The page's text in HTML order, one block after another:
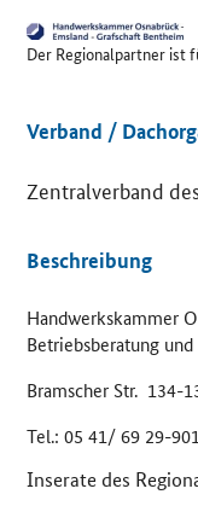
Der Regionalpartner ist
Verband /
Zentralverband
Beschreibung
Handwerkskammer
Betriebsberatung
Bramscher Str.
Tel.: 05 41/ 69 29-
Inserate des